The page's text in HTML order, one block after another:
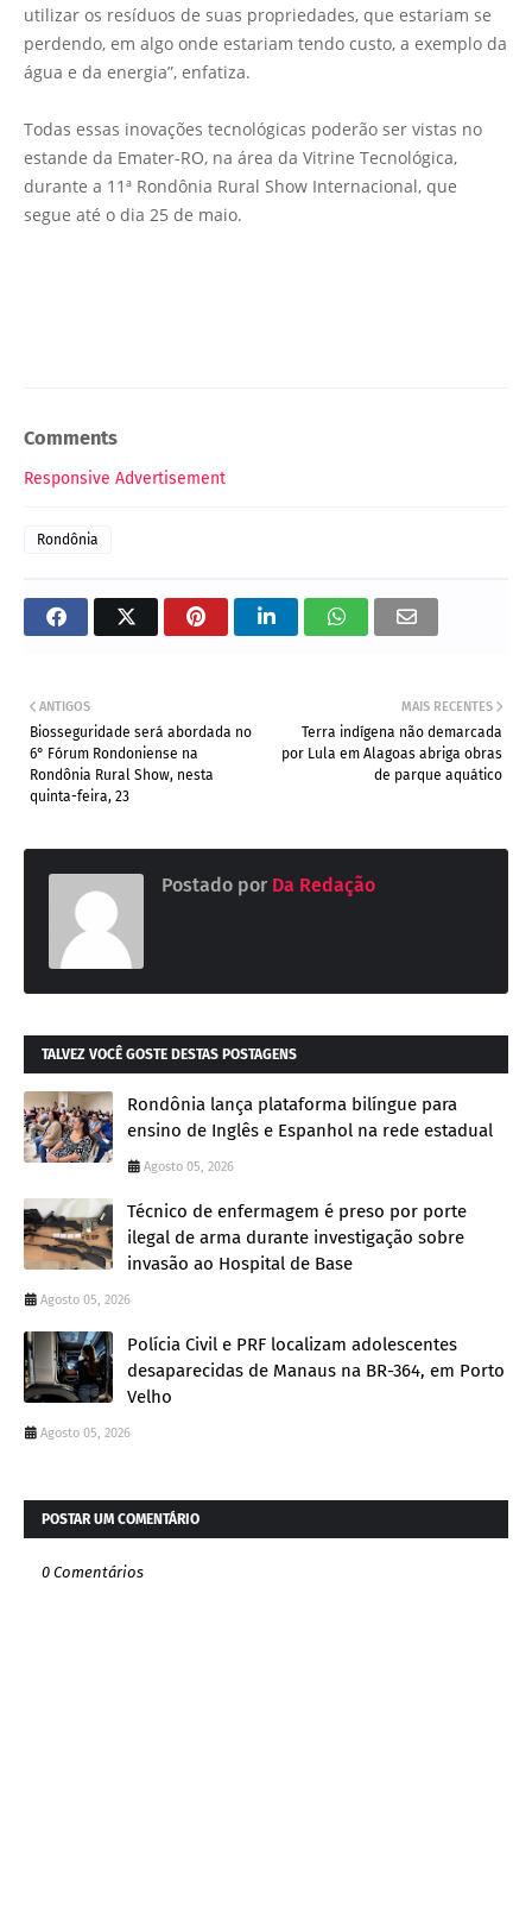
utilizar os resíduos de suas propriedades, que estariam se
perdendo, em algo onde estariam tendo custo, a exemplo da
água e da energia”, enfatiza.
Todas essas inovações tecnológicas poderão ser vistas no
estande da Emater-RO, na área da Vitrine Tecnológica,
durante a 11ª Rondônia Rural Show Internacional, que
segue até o dia 25 de maio.
Comments
Responsive Advertisement
Rondônia
MAIS RECENTES
Terra indígena não demarcada
por Lula em Alagoas abriga obras
de parque aquático
ANTIGOS
Biosseguridade será abordada no
6° Fórum Rondoniense na
Rondônia Rural Show, nesta
quinta-feira, 23
Postado por Da Redação
TALVEZ VOCÊ GOSTE DESTAS POSTAGENS
Rondônia lança plataforma bilíngue para
ensino de Inglês e Espanhol na rede estadual
Agosto 05, 2026
Técnico de enfermagem é preso por porte
ilegal de arma durante investigação sobre
invasão ao Hospital de Base
Agosto 05, 2026
Polícia Civil e PRF localizam adolescentes
desaparecidas de Manaus na BR-364, em Porto
Velho
Agosto 05, 2026
POSTAR UM COMENTÁRIO
0 Comentários